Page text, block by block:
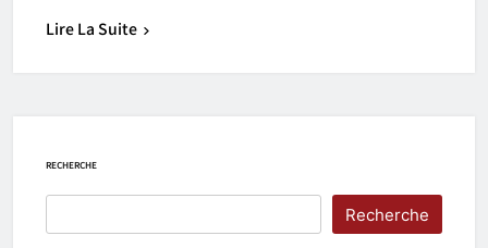
Lire La Suite
RECHERCHE
Recherche